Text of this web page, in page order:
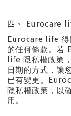
四 、 Eurocare
Eurocare life
的任何條款。若
life 隱私權政策，
日期的方式，讓
已有變更。
隱私權政策，以
用。